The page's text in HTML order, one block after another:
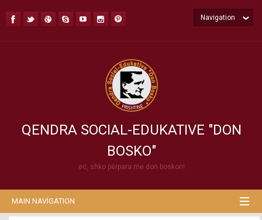
QENDRA SOCIAL-EDUKATIVE "DON
BOSKO"
ec, shko përpara me don boskon!
Navigation
MAIN NAVIGATION